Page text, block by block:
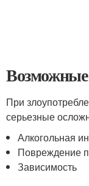
При
серьезные
Алкогольная
Повреждение
Зависимость